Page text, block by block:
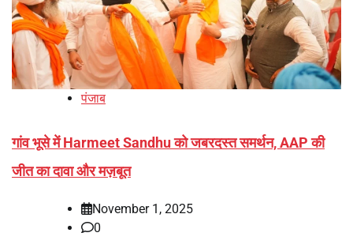
पंजाब
गांव भूसे में Harmeet Sandhu को जबरदस्त समर्थन, AAP की
जीत का दावा और मज़बूत
November 1, 2025
0